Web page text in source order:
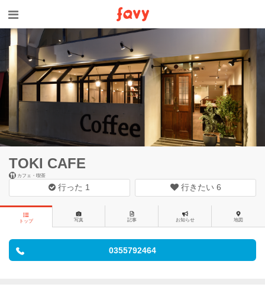
TOKI CAFE
カフェ・喫茶
行った 1 行きたい 6
トップ 写真 記事 お知らせ 地図
0355792464